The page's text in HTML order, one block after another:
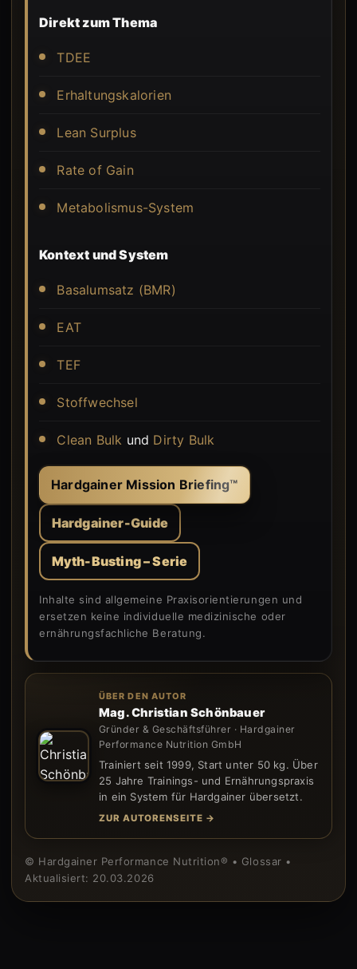
Direkt zum Thema
TDEE
Erhaltungskalorien
Lean Surplus
Rate of Gain
Metabolismus-System
Kontext und System
Basalumsatz (BMR)
EAT
TEF
Stoffwechsel
Clean Bulk und Dirty Bulk
Hardgainer Mission Briefing™
Hardgainer-Guide
Myth-Busting – Serie
Inhalte sind allgemeine Praxisorientierungen und
ersetzen keine individuelle medizinische oder
ernährungsfachliche Beratung.
ÜBER DEN AUTOR
Mag. Christian Schönbauer
Gründer & Geschäftsführer · Hardgainer
Performance Nutrition GmbH
Trainiert seit 1999, Start unter 50 kg. Über
25 Jahre Trainings- und Ernährungspraxis
in ein System für Hardgainer übersetzt.
ZUR AUTORENSEITE →
© Hardgainer Performance Nutrition® • Glossar •
Aktualisiert: 20.03.2026